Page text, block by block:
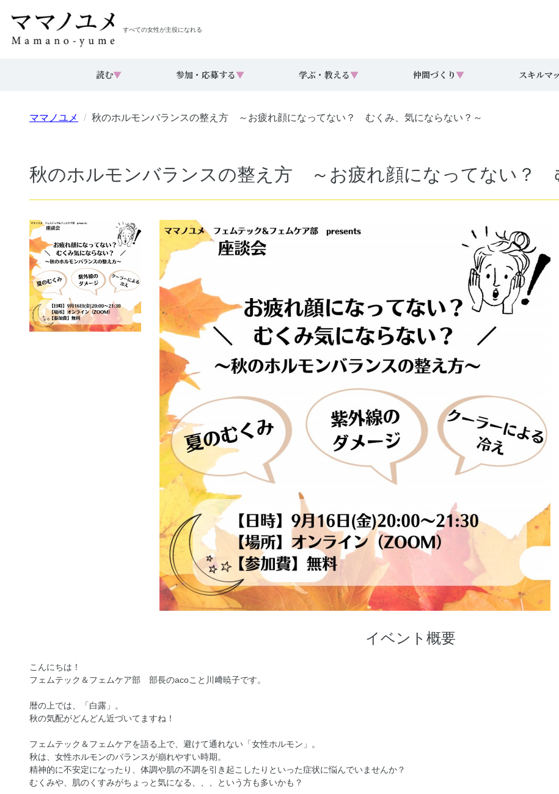
すべての女性が主役になれる
読む▼ 参加・応募する▼ 学ぶ・教える▼ 仲間づくり ▼ スキルマ
ママノユメ 秋のホルモンバランスの整え方 ～お疲れ顔になってない？ むくみ、気にならない？～
秋のホルモンバランスの整え方 ～お疲れ顔になってない？
イベント概要
こんにちは！
フェムテック＆フェムケア部 部長のacoこと川﨑暁子です。
暦の上では、「白露」。
秋の気配がどんどん近づいてますね！
フェムテック＆フェムケアを語る上で、避けて通れない「女性ホルモン」。
秋は、女性ホルモンのバランスが崩れやすい時期。
精神的に不安定になったり、体調や肌の不調を引き起こしたりといった症状に悩んでいませんか？
むくみや、肌のくすみがちょっと気になる、、、という方も多いかも？